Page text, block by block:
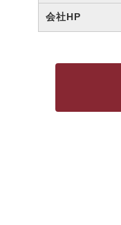
会社HP